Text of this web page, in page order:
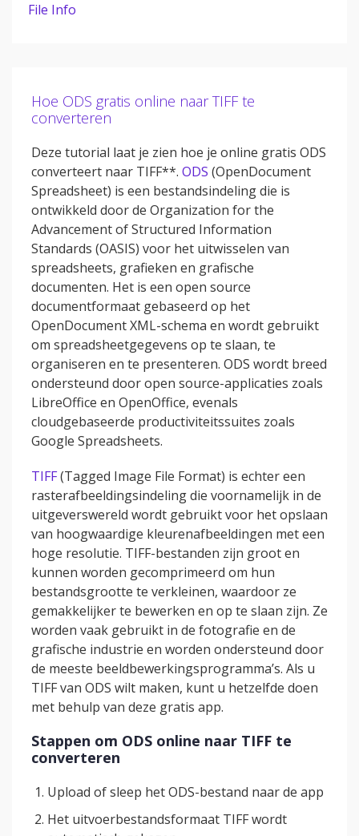
File Info
Hoe ODS gratis online naar TIFF te
converteren
Deze tutorial laat je zien hoe je online gratis ODS
converteert naar TIFF**. ODS (OpenDocument
Spreadsheet) is een bestandsindeling die is
ontwikkeld door de Organization for the
Advancement of Structured Information
Standards (OASIS) voor het uitwisselen van
spreadsheets, grafieken en grafische
documenten. Het is een open source
documentformaat gebaseerd op het
OpenDocument XML-schema en wordt gebruikt
om spreadsheetgegevens op te slaan, te
organiseren en te presenteren. ODS wordt breed
ondersteund door open source-applicaties zoals
LibreOffice en OpenOffice, evenals
cloudgebaseerde productiviteitssuites zoals
Google Spreadsheets.
TIFF(Tagged Image File Format) is echter een
rasterafbeeldingsindeling die voornamelijk in de
uitgeverswereld wordt gebruikt voor het opslaan
van hoogwaardige kleurenafbeeldingen met een
hoge resolutie. TIFF-bestanden zijn groot en
kunnen worden gecomprimeerd om hun
bestandsgrootte te verkleinen, waardoor ze
gemakkelijker te bewerken en op te slaan zijn. Ze
worden vaak gebruikt in de fotografie en de
grafische industrie en worden ondersteund door
de meeste beeldbewerkingsprogramma’s. Als u
TIFF van ODS wilt maken, kunt u hetzelfde doen
met behulp van deze gratis app.
Stappen om ODS online naar TIFF te
converteren
Upload of sleep het ODS-bestand naar de app
Het uitvoerbestandsformaat TIFF wordt